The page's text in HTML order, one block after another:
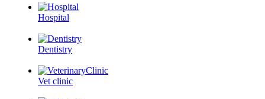
Hospital
Dentistry
Vet clinic